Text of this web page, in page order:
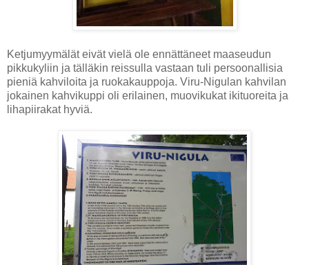
Ketjumyymälät eivät vielä ole ennättäneet maaseudun
pikkukyliin ja tälläkin reissulla vastaan tuli persoonallisia
pieniä kahviloita ja ruokakauppoja. Viru-Nigulan kahvilan
jokainen kahvikuppi oli erilainen, muovikukat ikituoreita ja
lihapiirakat hyviä.